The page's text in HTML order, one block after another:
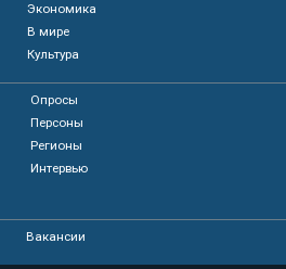
Экономика
В мире
Культура
Опросы
Персоны
Регионы
Интервью
Вакансии